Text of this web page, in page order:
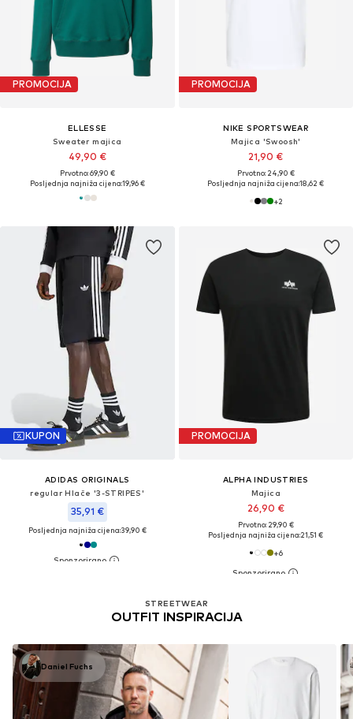
PROMOCIJA
ELLESSE
Sweater majica
49,90 €
Prvotno: 69,90 €
Posljednja najniža cijena:19,96 €
PROMOCIJA
NIKE SPORTSWEAR
Majica 'Swoosh'
21,90 €
Prvotno: 24,90 €
Posljednja najniža cijena:18,62 €
+2
KUPON
ADIDAS ORIGINALS
regular Hlače '3-STRIPES'
35,91 €
Posljednja najniža cijena:39,90 €
PROMOCIJA
ALPHA INDUSTRIES
Majica
26,90 €
Prvotno: 29,90 €
Posljednja najniža cijena:21,51 €
+6
STREETWEAR
OUTFIT INSPIRACIJA
Daniel Fuchs